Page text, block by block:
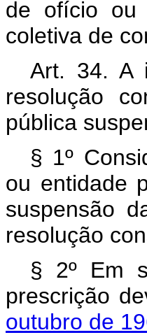
de ofício ou
coletiva de
Art. 34. A
resolução
pública
§ 1º
ou entidade
suspensão
resolução
§ 2º Em
prescrição
outubro de